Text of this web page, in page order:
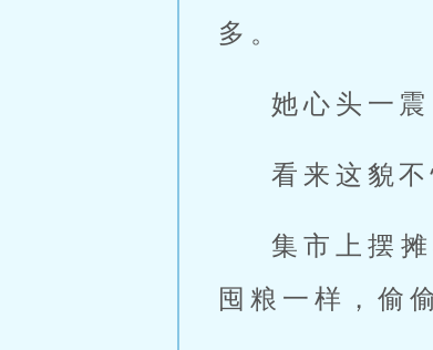
多。
她心头一
看来这貌
集市上摆
囤粮一样，偷